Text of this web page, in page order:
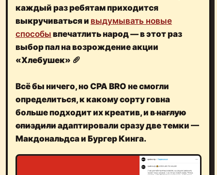
каждый раз ребятам приходится
выкручиваться и выдумывать новые
способы впечатлить народ — в этот раз
выбор пал на возрождение акции
«Хлебушек» 🥖
Всё бы ничего, но CPA BRO не смогли
определиться, к какому сорту говна
больше подходит их креатив, и в наглую
спиздилиадаптировали сразу две темки —
Макдональдса и Бургер Кинга.